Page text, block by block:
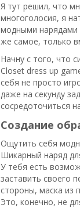
Я тут решил, что
многоголосия, я
модными нарядами
же самое, только
Начну с того, что
Closet dress up
себя не просто
даже на секунду
сосредоточиться
Создание
Ощутить себя
Шикарный наряд
У тебя есть
заставить своего
стороны, маска из
Это, конечно, не